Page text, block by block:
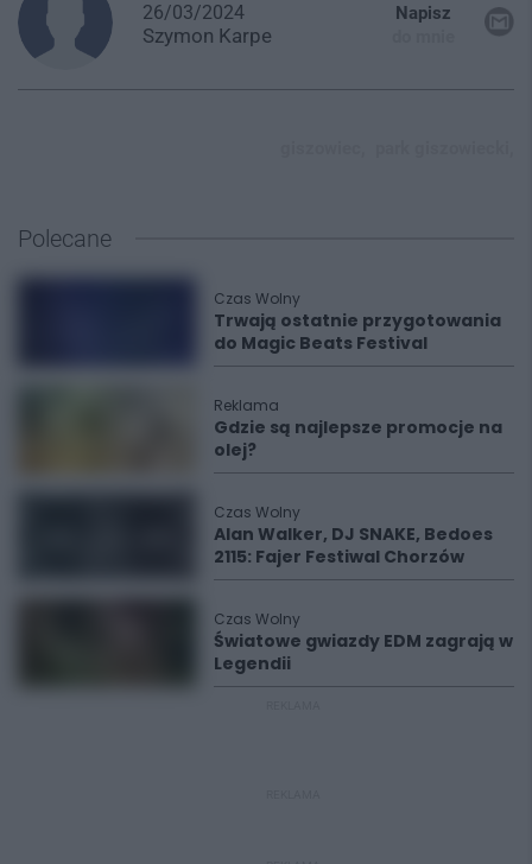
26/03/2024
Szymon Karpe
Napisz
Polecane
Czas Wolny
Trwają ostatnie przygotowania
do Magic Beats Festival
Reklama
Gdzie są najlepsze promocje na
olej?
Czas Wolny
Alan Walker, DJ SNAKE, Bedoes
2115: Fajer Festiwal Chorzów
Czas Wolny
Światowe gwiazdy EDM zagrają w
Legendii